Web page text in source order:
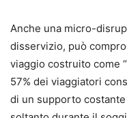
Anche una micro-
disservizio, può
viaggio costruito come
57% dei viaggiatori
di un supporto